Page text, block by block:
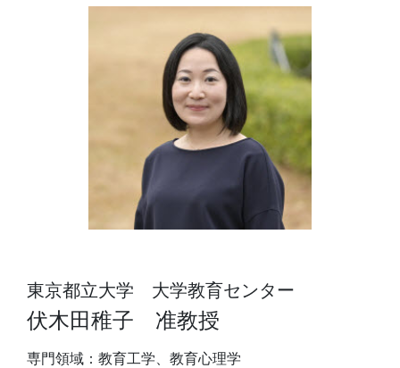
東京都立大学 大学教育センター
伏木田稚子 准教授
専門領域：教育工学、教育心理学